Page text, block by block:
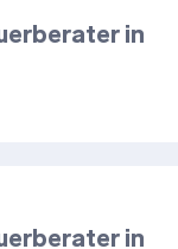
in
in